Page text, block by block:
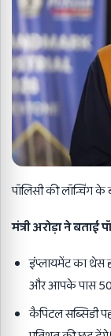
पॉलिसी की लॉन्चिंग के
मंत्री अरोड़ा ने बताई
इंप्लायमेंट का
और आपके पास 50
कैपिटल सब्सिडी